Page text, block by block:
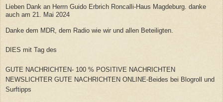
Lieben Dank an Herrn Guido Erbrich Roncalli-Haus Magdeburg. danke
auch am 21. Mai 2024
Danke dem MDR, dem Radio wie wir und allen Beteiligten.
DIES mit Tag des
GUTE NACHRICHTEN- 100 % POSITIVE NACHRICHTEN
NEWSLICHTER GUTE NACHRICHTEN ONLINE-Beides bei Blogroll und
Surftipps